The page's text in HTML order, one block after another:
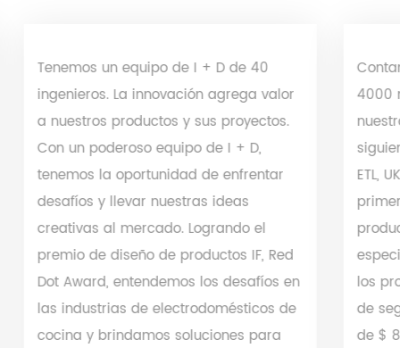
Tenemos un equipo de I + D de 40
ingenieros. La innovación agrega valor
a nuestros productos y sus proyectos.
Con un poderoso equipo de I + D,
tenemos la oportunidad de enfrentar
desafíos y llevar nuestras ideas
creativas al mercado. Logrando el
premio de diseño de productos IF, Red
Dot Award, entendemos los desafíos en
las industrias de electrodomésticos de
cocina y brindamos soluciones para
4000
ETL,
los
de
de $